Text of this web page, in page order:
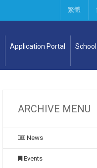
繁體
Application Portal
ARCHIVE MENU
News
Events